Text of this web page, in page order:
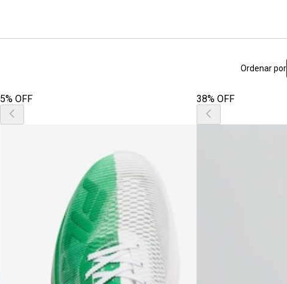
Ordenar por
5% OFF 38% OFF